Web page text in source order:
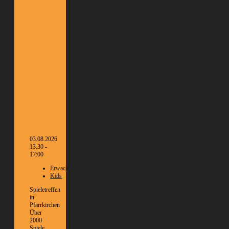
03.08.2026
13:30 -
17:00
Erwachsene
Kids
Spieletreffen
in
Pfarrkirchen
Über
2000